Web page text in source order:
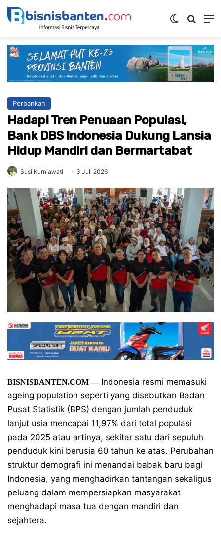
Switch skin
Perbankan
Hadapi Tren Penuaan Populasi,
Bank DBS Indonesia Dukung Lansia
Hidup Mandiri dan Bermartabat
Susi Kurniawati 3 Juli 2026
BISNISBANTEN.COM —Indonesia resmi memasuki
ageing population seperti yang disebutkan Badan
Pusat Statistik (BPS) dengan jumlah penduduk
lanjut usia mencapai 11,97% dari total populasi
pada 2025 atau artinya, sekitar satu dari sepuluh
penduduk kini berusia 60 tahun ke atas. Perubahan
struktur demografi ini menandai babak baru bagi
Indonesia, yang menghadirkan tantangan sekaligus
peluang dalam mempersiapkan masyarakat
menghadapi masa tua dengan mandiri dan
sejahtera.